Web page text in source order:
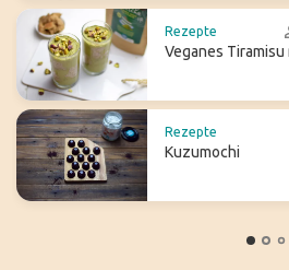
Rezepte
Veganes Tiramisu
Rezepte
Kuzumochi